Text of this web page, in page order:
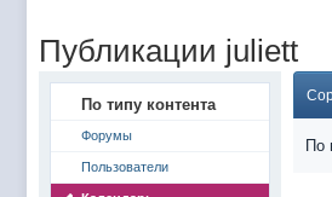
Публикации juliett
По типу контента
Форумы
Пользователи
По